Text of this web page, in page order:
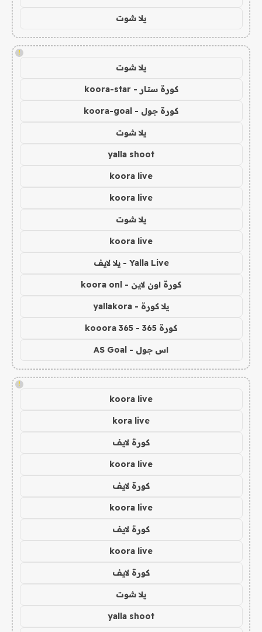
يلا شوت
!
يلا شوت
كورة ستار - koora-star
كورة جول - koora-goal
يلا شوت
yalla shoot
koora live
koora live
يلا شوت
koora live
Yalla Live - يلا لايف
كورة اون لاين - koora onl
يلا كورة - yallakora
كورة 365 - kooora 365
اس جول - AS Goal
!
koora live
kora live
كورة لايف
koora live
كورة لايف
koora live
كورة لايف
koora live
كورة لايف
يلا شوت
yalla shoot